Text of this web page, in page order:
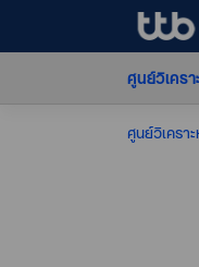
ศูนย์วิเคร
ศูนย์วิเครา